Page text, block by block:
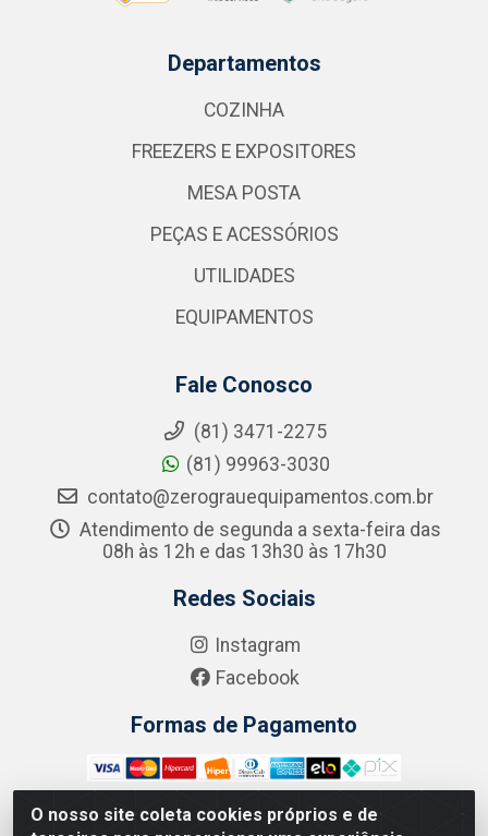
O nosso site coleta cookies próprios e de
Departamentos
COZINHA
FREEZERS E EXPOSITORES
MESA POSTA
PEÇAS E ACESSÓRIOS
UTILIDADES
EQUIPAMENTOS
Fale Conosco
(81) 3471-2275
(81) 99963-3030
contato@zerograuequipamentos.com.br
Atendimento de segunda a sexta-feira das
08h às 12h e das 13h30 às 17h30
Redes Sociais
Instagram
Facebook
Formas de Pagamento